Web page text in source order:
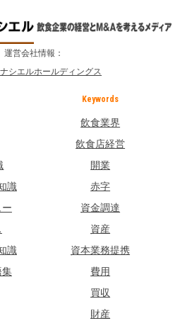
運営会社情報：
シエルホールディングス
識
識
集
Keywords
飲食業界
飲食店経営
開業
赤字
資金調達
資産
資本業務提携
費用
買収
財産